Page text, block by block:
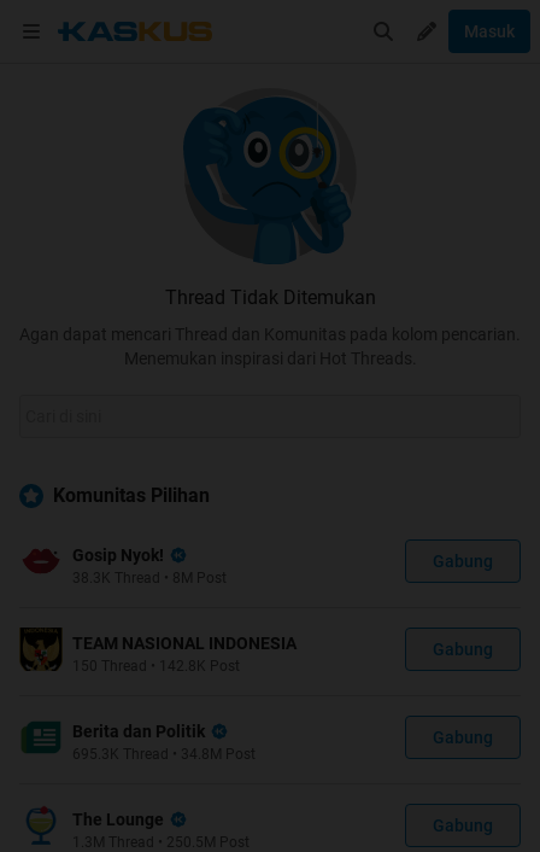
Masuk
Thread Tidak Ditemukan
Agan dapat mencari Thread dan Komunitas pada kolom pencarian.
Menemukan inspirasi dari Hot Threads.
Komunitas Pilihan
Gosip Nyok!
38.3K Thread • 8M Post
Gabung
TEAM NASIONAL INDONESIA
150 Thread • 142.8K Post
Gabung
Berita dan Politik
695.3K Thread • 34.8M Post
Gabung
The Lounge
1.3M Thread • 250.5M Post
Gabung